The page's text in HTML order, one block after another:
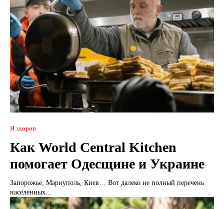
Я здоров
Как World Central Kitchen
помогает Одесщине и Украине
Запорожье, Мариуполь, Киев… Вот далеко не полный перечень
населенных...